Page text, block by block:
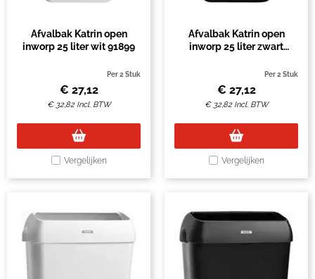
Afvalbak Katrin open
inworp 25 liter wit 91899
Per 2 Stuk
€ 27,12
€ 32,82 Incl. BTW
Vergelijken
Afvalbak Katrin open
inworp 25 liter zwart
Per 2 Stuk
€ 27,12
€ 32,82 Incl. BTW
Vergelijken